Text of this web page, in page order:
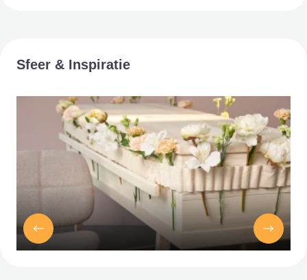
Sfeer & Inspiratie